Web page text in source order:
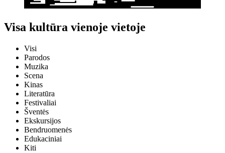
Visa kultūra vienoje vietoje
Visi
Parodos
Muzika
Scena
Kinas
Literatūra
Festivaliai
Šventės
Ekskursijos
Bendruomenės
Edukaciniai
Kiti